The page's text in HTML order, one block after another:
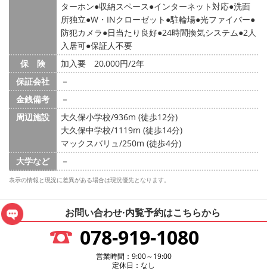
ターホン 収納スペース インターネット対応 洗面
所独立 W・INクローゼット 駐輪場 光ファイバー
防犯カメラ
日当たり良好 24時間換気システム 2人
入居可 保証人不要
保 険
加入要 20,000円/2年
保証会社
－
金銭備考
－
周辺施設
大久保小学校/936m (徒歩12分)
大久保中学校/1119m (徒歩14分)
マックスバリュ/250m (徒歩4分)
大学など
－
表示の情報と現況に差異がある場合は現況優先となります。
お問い合わせ·内覧予約はこちらから
078-919-1080
営業時間：9:00～19:00
定休日：なし